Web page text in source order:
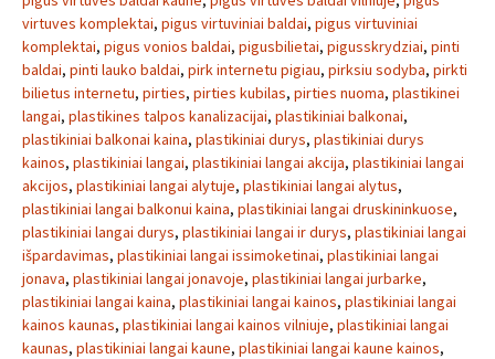
virtuves komplektai, pigus virtuviniai baldai, pigus virtuviniai
komplektai, pigus vonios baldai, pigusbilietai, pigusskrydziai, pinti
baldai, pinti lauko baldai, pirk internetu pigiau, pirksiu sodyba, pirkti
bilietus internetu, pirties, pirties kubilas, pirties nuoma, plastikinei
langai, plastikines talpos kanalizacijai, plastikiniai balkonai,
plastikiniai balkonai kaina, plastikiniai durys, plastikiniai durys
kainos, plastikiniai langai, plastikiniai langai akcija, plastikiniai langai
akcijos, plastikiniai langai alytuje, plastikiniai langai alytus,
plastikiniai langai balkonui kaina, plastikiniai langai druskininkuose,
plastikiniai langai durys, plastikiniai langai ir durys, plastikiniai langai
išpardavimas, plastikiniai langai issimoketinai, plastikiniai langai
jonava, plastikiniai langai jonavoje, plastikiniai langai jurbarke,
plastikiniai langai kaina, plastikiniai langai kainos, plastikiniai langai
kainos kaunas, plastikiniai langai kainos vilniuje, plastikiniai langai
kaunas, plastikiniai langai kaune, plastikiniai langai kaune kainos,